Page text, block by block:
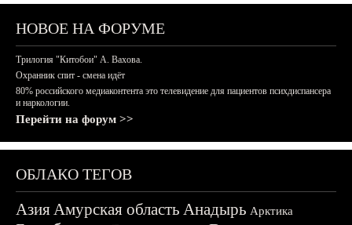
НОВОЕ НА ФОРУМЕ
Трилогия "Китобои" А. Вахова.
Охранник спит - смена идёт
80% российского медиаконтента это телевидение для пациентов психдиспансера
и наркологии.
Перейти на форум >>
ОБЛАКО ТЕГОВ
АзияАмурская область Анадырь Арктика